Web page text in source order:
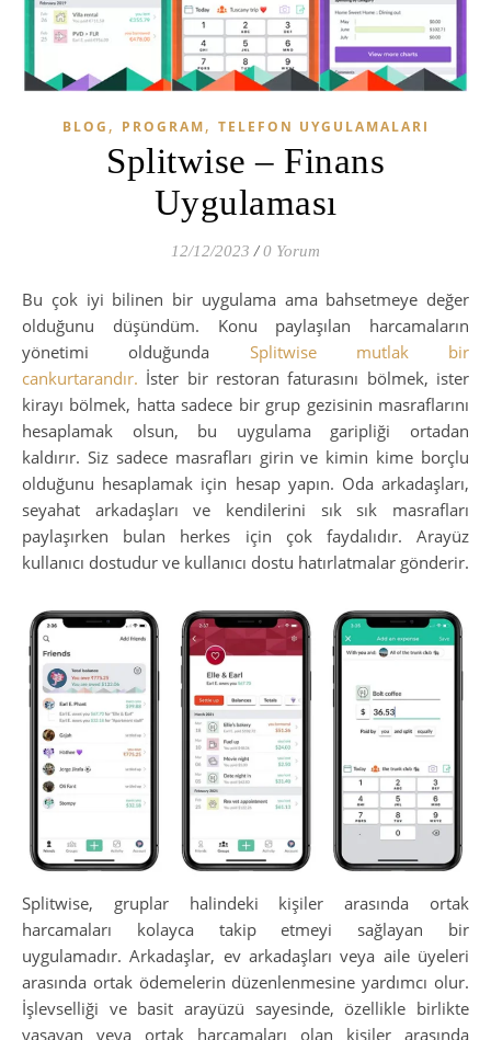
BLOG , PROGRAM, TELEFON UYGULAMALARI
Splitwise – Finans
Uygulaması
12/12/2023 / 0 Yorum
Bu çok iyi bilinen bir uygulama ama bahsetmeye değer
olduğunu düşündüm. Konu paylaşılan harcamaların
yönetimi olduğunda Splitwise mutlak bir
cankurtarandır. İster bir restoran faturasını bölmek, ister
kirayı bölmek, hatta sadece bir grup gezisinin masraflarını
hesaplamak olsun, bu uygulama garipliği ortadan
kaldırır. Siz sadece masrafları girin ve kimin kime borçlu
olduğunu hesaplamak için hesap yapın. Oda arkadaşları,
seyahat arkadaşları ve kendilerini sık sık masrafları
paylaşırken bulan herkes için çok faydalıdır. Arayüz
kullanıcı dostudur ve kullanıcı dostu hatırlatmalar gönderir.
Splitwise, gruplar halindeki kişiler arasında ortak
harcamaları kolayca takip etmeyi sağlayan bir
uygulamadır. Arkadaşlar, ev arkadaşları veya aile üyeleri
arasında ortak ödemelerin düzenlenmesine yardımcı olur.
İşlevselliği ve basit arayüzü sayesinde, özellikle birlikte
yaşayan veya ortak harcamaları olan kişiler arasında